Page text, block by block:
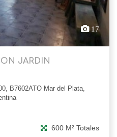
17
JARDIN
B7602ATO Mar del Plata,
600 M² Totales